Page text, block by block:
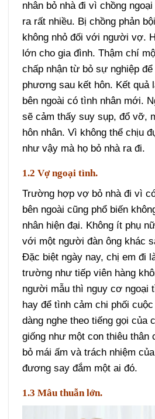
nhân bỏ nhà đi vì chồng
ra rất nhiều. Bị chồng phản
không nhỏ đối với người vợ.
lớn cho gia đình. Thậm chí
chấp nhận từ bỏ sự nghiệp
phương sau kết hôn. Kết quả
bên ngoài có tình nhân mới.
sẽ cảm thấy suy sụp, đổ vỡ,
hôn nhân. Vì không thể chịu
như vậy mà họ bỏ nhà ra đi.
1.2 Vợ ngoại tình.
Trường hợp vợ bỏ nhà đi vì
bên ngoài cũng phổ biến
nhân hiện đại. Không ít phụ
với một người đàn ông khác
Đặc biệt ngày nay, chị em đi
trường như tiếp viên hàng
người mẫu thì nguy cơ ngoại
hay để tình cảm chi phối
dàng nghe theo tiếng gọi của
giống như một con thiêu thân
bỏ mái ấm và trách nhiệm
đương say đắm một ai đó.
1.3 Mâu thuẫn lớn.